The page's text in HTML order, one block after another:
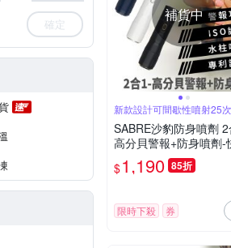
確定
補貨中
新款設計可間歇性噴射25次
SABRE沙豹防身噴劑
高分貝警報+防身噴劑-
$1,190 85折
限時下殺 券